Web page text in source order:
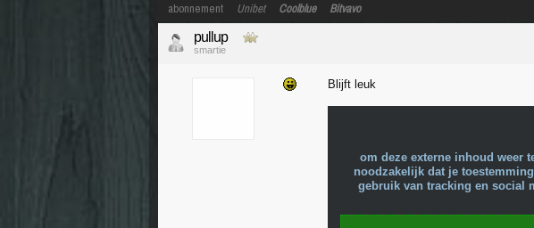
abonnement Unibet Coolblue Bitvavo
pullup
smartie
Blijft leuk
om deze externe inhoud weer
noodzakelijk dat je
gebruik van tracking en social